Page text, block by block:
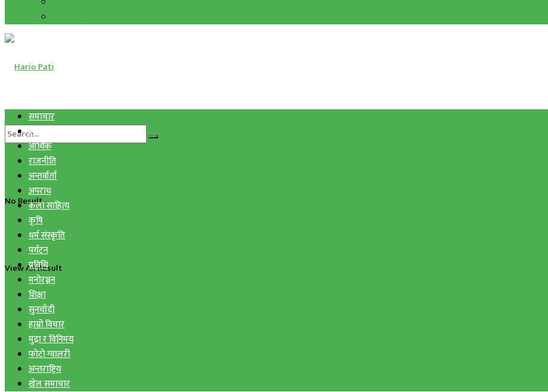
No Result
View All Result
समाचार
स्वास्थ्य
आर्थिक
राजनीति
अन्तर्वार्ता
अपराध
कला साहित्य
कृषि
धर्म संस्कृति
पर्यटन
प्रविधि
मनोरञ्जन
शिक्षा
सुनचाँदी
हाम्रो विचार
मुद्रा र विनिमय
फोटो ग्यालरी
अन्तराष्ट्रिय
खेल समाचार